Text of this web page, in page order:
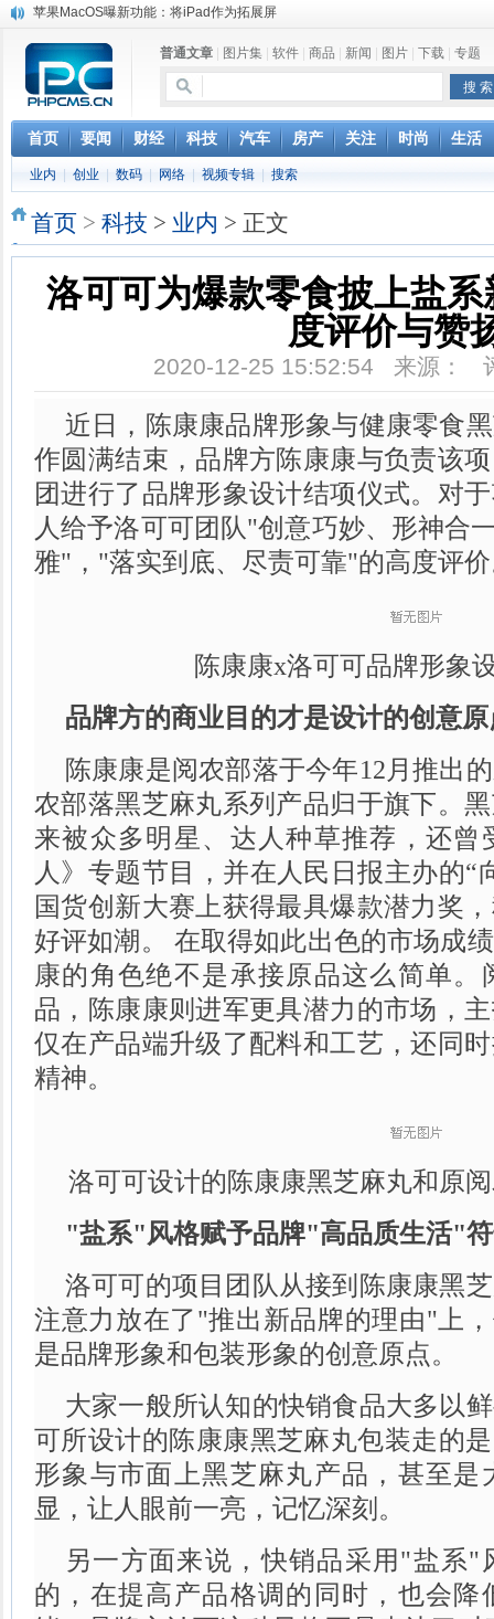
苹果MacOS曝新功能：将iPad作为拓展屏
苹果与高通和解 英特尔失去重要移动客户
小米高管：虽然高通与苹果和解，但5G iPhone最快明年下半年发布
iOS 13加入黑暗模式 多功能加持6月份见
高通与苹果达成和解，双方达成6年许可协议
巴黎圣母院大火肆虐，人类文明的一场浩劫
奔驰维权女车主捅出了一个最大的瓜
普通文章 图片集 软件 商品 新闻 图片 下载 专题
首页 要闻 财经 科技 汽车 房产 关注 时尚 生活
业内 创业 数码 网络 视频专辑 搜索
首页 > 科技 > 业内 > 正文
洛可可为爆款零食披上盐
度评价与赞
2020-12-25 15:52:54 来源：
近日，陈康康品牌形象与健康零食
作圆满结束，品牌方陈康康与负责该
团进行了品牌形象设计结项仪式。对
人给予洛可可团队"创意巧妙、形神合
雅"，"落实到底、尽责可靠"的高度评
陈康康x洛可可品牌形象
品牌方的商业目的才是设计的创意
陈康康是阅农部落于今年12月推出
农部落黑芝麻丸系列产品归于旗下。
来被众多明星、达人种草推荐，还曾
人》专题节目，并在人民日报主办的“
国货创新大赛上获得最具爆款潜力奖
好评如潮。 在取得如此出色的市场成
康的角色绝不是承接原品这么简单。
品，陈康康则进军更具潜力的市场，
仅在产品端升级了配料和工艺，还同
精神。
洛可可设计的陈康康黑芝麻丸和原
"盐系"风格赋予品牌"高品质生活"
洛可可的项目团队从接到陈康康黑
注意力放在了"推出新品牌的理由"上
是品牌形象和包装形象的创意原点。
大家一般所认知的快销食品大多以
可所设计的陈康康黑芝麻丸包装走的
形象与市面上黑芝麻丸产品，甚至是
显，让人眼前一亮，记忆深刻。
另一方面来说，快销品采用"盐系"
的，在提高产品格调的同时，也会降